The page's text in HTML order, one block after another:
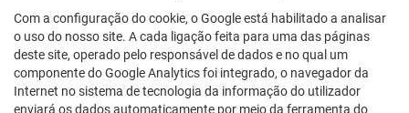
Com a configuração do cookie, o Google está habilitado a analisar
o uso do nosso site. A cada ligação feita para uma das páginas
deste site, operado pelo responsável de dados e no qual um
componente do Google Analytics foi integrado, o navegador da
Internet no sistema de tecnologia da informação do utilizador
enviará os dados automaticamente por meio da ferramenta do